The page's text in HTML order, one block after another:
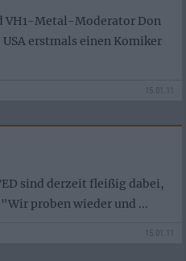
VH1-Metal-Moderator Don
erstmals einen Komiker
15.01.11
sind derzeit fleißig dabei,
proben wieder und ...
15.01.11